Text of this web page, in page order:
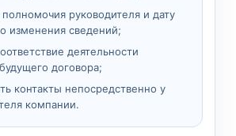
полномочия руководителя и дату
изменения сведений;
деятельности
договора;
контакты непосредственно у
компании.